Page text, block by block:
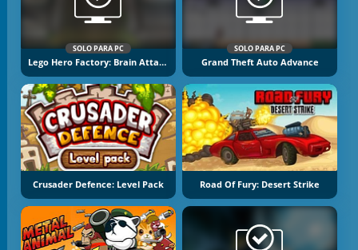
SOLO PARA PC
Lego Hero Factory: Brain Attack
SOLO PARA PC
Grand Theft Auto Advance
Crusader Defence: Level Pack Road Of Fury: Desert Strike